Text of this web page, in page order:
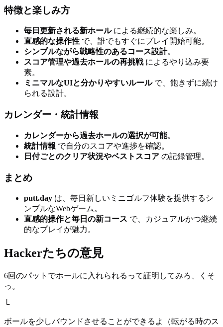
特徴と楽しみ方
毎日更新される新ホールによる継続的な楽しみ。
直感的な操作性 で、誰でもすぐにプレイ開始可能。
シンプルながら戦略性のあるコース設計。
スコア管理や過去ホールの再挑戦によるやり込み要
素。
ミニマルなUIと分かりやすいルールで、飽きずに続け
られる設計。
カレンダー・統計情報
カレンダーから過去ホールの選択が可能。
統計情報 で自分のスコアや進捗を確認。
日付ごとのクリア状況やベストスコア の記録管理。
まとめ
putt.day は、毎日新しいミニゴルフ体験を提供するシ
ンプルなWebゲーム。
直感的操作と毎日の新コース で、カジュアルかつ継続
的なプレイが魅力。
Hackerたちの意見
6回のパットでホールに入れられるって証明してみろ、くそ
っ。
└
ボールを少しバウンドさせることができるよ（転がる時のス